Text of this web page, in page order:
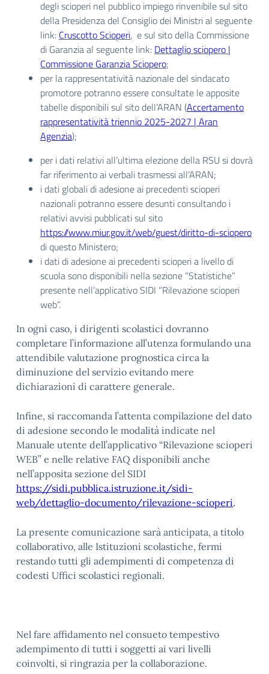
degli scioperi nel pubblico impiego rinvenibile sul sito
della Presidenza del Consiglio dei Ministri al seguente
link: Cruscotto Scioperi, e sul sito della Commissione
di Garanzia al seguente link: Dettaglio sciopero |
Commissione Garanzia Sciopero;
per la rappresentatività nazionale del sindacato
promotore potranno essere consultate le apposite
tabelle disponibili sul sito dell’ARAN (Accertamento
rappresentatività triennio 2025-2027 | Aran
Agenzia);
per i dati relativi all’ultima elezione della RSU si dovrà
far riferimento ai verbali trasmessi all’ARAN;
i dati globali di adesione ai precedenti scioperi
nazionali potranno essere desunti consultando i
relativi avvisi pubblicati sul sito
https://www.miur.gov.it/web/guest/diritto-di-sciopero
di questo Ministero;
i dati di adesione ai precedenti scioperi a livello di
scuola sono disponibili nella sezione “Statistiche”
presente nell’applicativo SIDI “Rilevazione scioperi
web”.
In ogni caso, i dirigenti scolastici dovranno
completare l’informazione all’utenza formulando una
attendibile valutazione prognostica circa la
diminuzione del servizio evitando mere
dichiarazioni di carattere generale.
Infine, si raccomanda l’attenta compilazione del dato
di adesione secondo le modalità indicate nel
Manuale utente dell’applicativo “Rilevazione scioperi
WEB” e nelle relative FAQ disponibili anche
nell’apposita sezione del SIDI
https://sidi.pubblica.istruzione.it/sidi-
web/dettaglio-documento/rilevazione-scioperi.
La presente comunicazione sarà anticipata, a titolo
collaborativo, alle Istituzioni scolastiche, fermi
restando tutti gli adempimenti di competenza di
codesti Uffici scolastici regionali.
Nel fare affidamento nel consueto tempestivo
adempimento di tutti i soggetti ai vari livelli
coinvolti, si ringrazia per la collaborazione.